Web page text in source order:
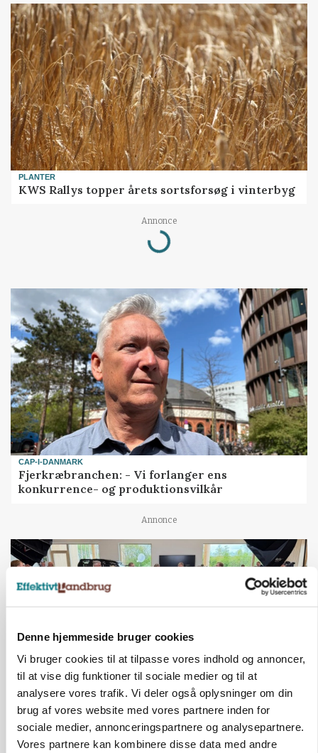
Denne hjemmeside bruger cookies
Vi bruger cookies til at tilpasse vores indhold og annoncer,
til at vise dig funktioner til sociale medier og til at
analysere vores trafik. Vi deler også oplysninger om din
brug af vores website med vores partnere inden for
sociale medier, annonceringspartnere og analysepartnere.
Vores partnere kan kombinere disse data med andre
PLANTER
KWS Rallys topper årets sortsforsøg i vinterbyg
Annonce
Loading...
CAP-I-DANMARK
Fjerkræbranchen: - Vi forlanger ens
konkurrence- og produktionsvilkår
Annonce
BUSINESS
Ejer eller medejer? Nyt tv-format udfordrer
landbrugets ejerstruktur